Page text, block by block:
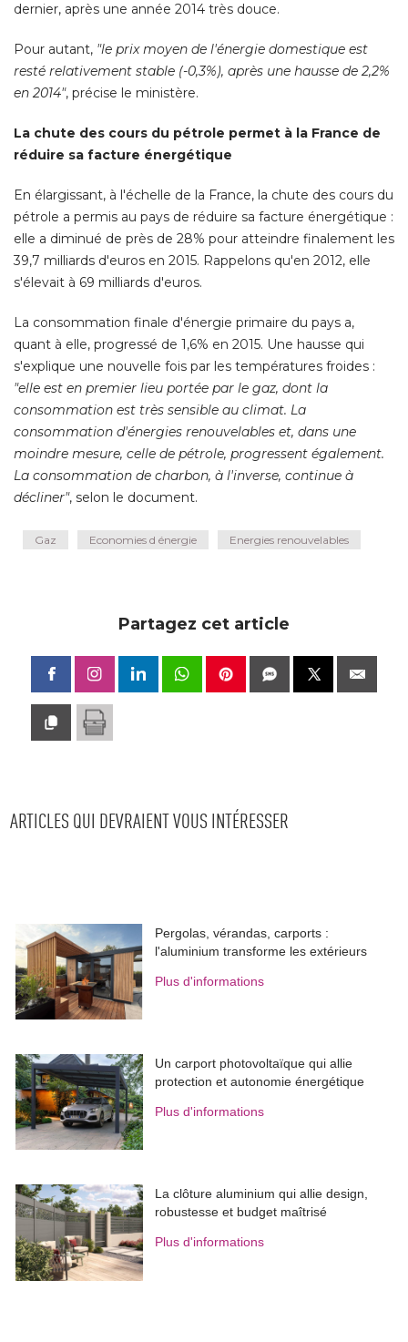
dernier, après une année 2014 très douce.
Pour autant, "le prix moyen de l'énergie domestique est
resté relativement stable (-0,3%), après une hausse de 2,2%
en 2014", précise le ministère.
La chute des cours du pétrole permet à la France de
réduire sa facture énergétique
En élargissant, à l'échelle de la France, la chute des cours du
pétrole a permis au pays de réduire sa facture énergétique :
elle a diminué de près de 28% pour atteindre finalement les
39,7 milliards d'euros en 2015. Rappelons qu'en 2012, elle
s'élevait à 69 milliards d'euros.
La consommation finale d'énergie primaire du pays a,
quant à elle, progressé de 1,6% en 2015. Une hausse qui
s'explique une nouvelle fois par les températures froides :
"elle est en premier lieu portée par le gaz, dont la
consommation est très sensible au climat. La
consommation d'énergies renouvelables et, dans une
moindre mesure, celle de pétrole, progressent également.
La consommation de charbon, à l'inverse, continue à
décliner", selon le document.
Gaz Economies d énergie Energies renouvelables
Partagez cet article
ARTICLES QUI DEVRAIENT VOUS INTÉRESSER
Pergolas, vérandas, carports :
l'aluminium transforme les extérieurs
Plus d'informations
Un carport photovoltaïque qui allie
protection et autonomie énergétique
Plus d'informations
La clôture aluminium qui allie design,
robustesse et budget maîtrisé
Plus d'informations